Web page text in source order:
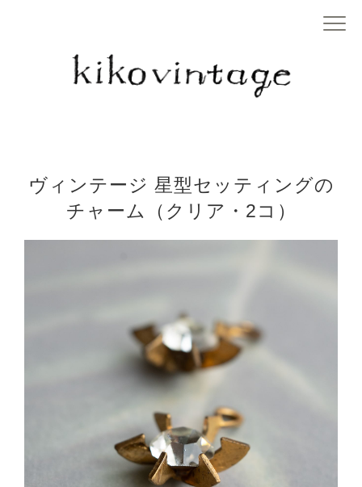
ヴィンテージ 星型セッティングの
チャーム（クリア・2コ）